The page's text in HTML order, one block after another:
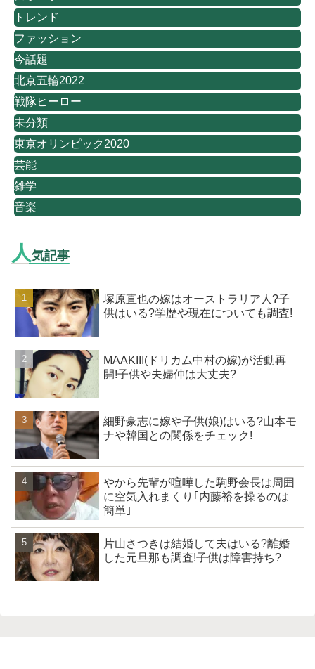
トレンド
ファッション
今話題
北京五輪2022
戦隊ヒーロー
未分類
東京オリンピック2020
芸能
雑学
音楽
人気記事
塚原直也の嫁はオーストラリア人?子
供はいる?学歴や現在についても調査!
MAAKIII(ドリカム中村の嫁)が活動再
開!子供や夫婦仲は大丈夫?
細野豪志に嫁や子供(娘)はいる?山本モ
ナや韓国との関係をチェック!
やから先輩が喧嘩した駒野会長は周囲
に空気入れまくり｢内藤裕を操るのは
簡単｣
片山さつきは結婚して夫はいる?離婚
した元旦那も調査!子供は障害持ち?